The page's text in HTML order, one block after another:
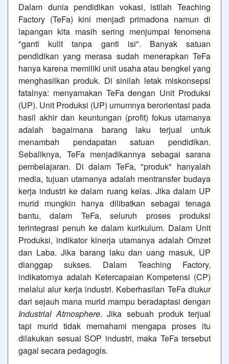
Dalam dunia pendidikan vokasi, istilah Teaching
Factory (TeFa) kini menjadi primadona namun di
lapangan kita masih sering menjumpai fenomena
"ganti kulit tanpa ganti isi". Banyak satuan
pendidikan yang merasa sudah menerapkan TeFa
hanya karena memiliki unit usaha atau bengkel yang
menghasilkan produk. Di sinilah letak miskonsepsi
fatalnya: menyamakan TeFa dengan Unit Produksi
(UP). Unit Produksi (UP) umumnya berorientasi pada
hasil akhir dan keuntungan (profit) fokus utamanya
adalah bagaimana barang laku terjual untuk
menambah pendapatan satuan pendidikan.
Sebaliknya, TeFa menjadikannya sebagai sarana
pembelajaran. Di dalam TeFa, "produk" hanyalah
media, tujuan utamanya adalah mentransfer budaya
kerja industri ke dalam ruang kelas. Jika dalam UP
murid mungkin hanya dilibatkan sebagai tenaga
bantu, dalam TeFa, seluruh proses produksi
terintegrasi penuh ke dalam kurikulum. Dalam Unit
Produksi, indikator kinerja utamanya adalah Omzet
dan Laba. Jika barang laku dan uang masuk, UP
dianggap sukses. Dalam Teaching Factory,
indikatornya adalah Ketercapaian Kompetensi (CP)
melalui alur kerja industri. Keberhasilan TeFa diukur
dari sejauh mana murid mampu beradaptasi dengan
Industrial Atmosphere. Jika sebuah produk terjual
tapi murid tidak memahami mengapa proses itu
dilakukan sesuai SOP industri, maka TeFa tersebut
gagal secara pedagogis.